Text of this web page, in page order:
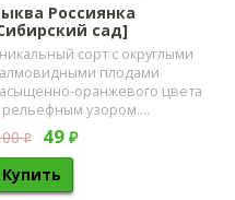
Россиянка
сад]
сорт с округлыми
плодами
оранжевого цвета
рельефным узором....
₽ 49 ₽